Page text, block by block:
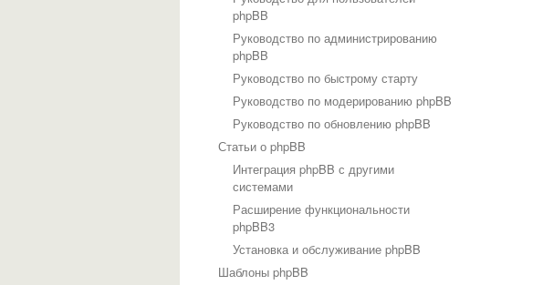
phpBB
Руководство по администрированию
phpBB
Руководство по быстрому старту
Руководство по модерированию phpBB
Руководство по обновлению phpBB
Статьи о phpBB
Интеграция phpBB с другими
системами
Расширение функциональности
phpBB3
Установка и обслуживание phpBB
Шаблоны phpBB